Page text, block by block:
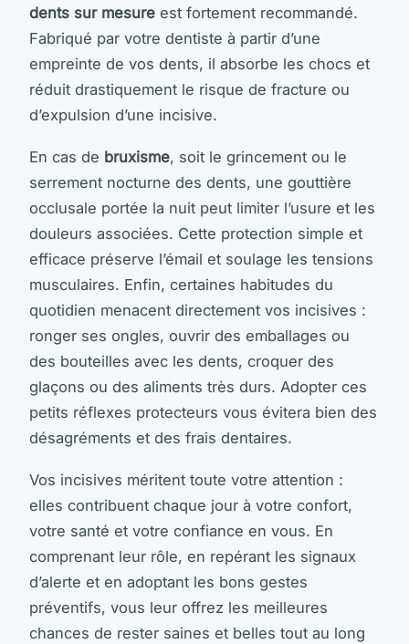
dents sur mesure est fortement recommandé.
Fabriqué par votre dentiste à partir d’une
empreinte de vos dents, il absorbe les chocs et
réduit drastiquement le risque de fracture ou
d’expulsion d’une incisive.
En cas de bruxisme, soit le grincement ou le
serrement nocturne des dents, une gouttière
occlusale portée la nuit peut limiter l’usure et les
douleurs associées. Cette protection simple et
efficace préserve l’émail et soulage les tensions
musculaires. Enfin, certaines habitudes du
quotidien menacent directement vos incisives :
ronger ses ongles, ouvrir des emballages ou
des bouteilles avec les dents, croquer des
glaçons ou des aliments très durs. Adopter ces
petits réflexes protecteurs vous évitera bien des
désagréments et des frais dentaires.
Vos incisives méritent toute votre attention :
elles contribuent chaque jour à votre confort,
votre santé et votre confiance en vous. En
comprenant leur rôle, en repérant les signaux
d’alerte et en adoptant les bons gestes
préventifs, vous leur offrez les meilleures
chances de rester saines et belles tout au long